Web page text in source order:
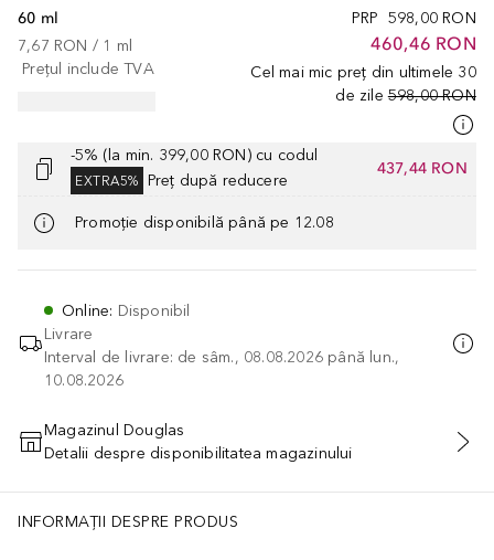
PRP 598,00 RON
460,46 RON
Cel mai mic preț din ultimele 30
de zile 598,00 RON
60 ml
7,67 RON / 1 ml
Prețul include TVA
-5% (la min. 399,00 RON) cu codul
EXTRA5% Preț după reducere
437,44 RON
Promoție disponibilă până pe 12.08
Online: Disponibil
Livrare
Interval de livrare: de sâm., 08.08.2026 până lun.,
10.08.2026
ADĂUGAȚI ÎN COŞ
Magazinul Douglas
Detalii despre disponibilitatea magazinului
INFORMAȚII DESPRE PRODUS